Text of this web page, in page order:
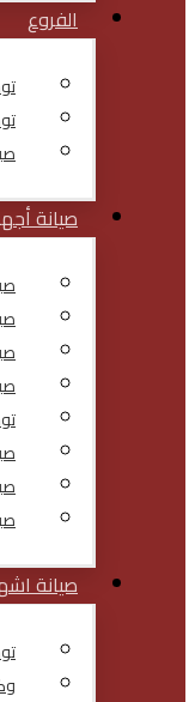
الفروع
صيانة
صيانة